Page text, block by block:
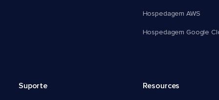
Hospedagem AWS
Hospedagem Google
Suporte Resources